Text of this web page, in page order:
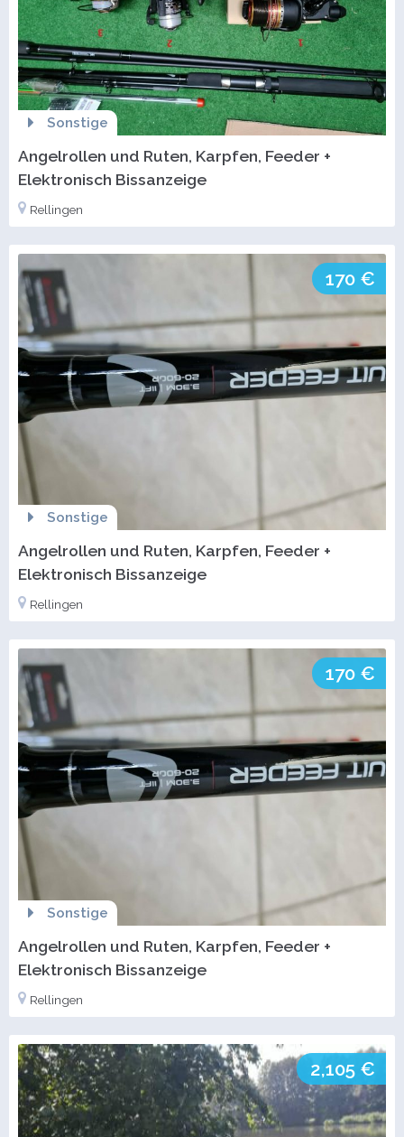
Sonstige
Angelrollen und Ruten, Karpfen, Feeder +
Elektronisch Bissanzeige
Rellingen
170 €
Sonstige
Angelrollen und Ruten, Karpfen, Feeder +
Elektronisch Bissanzeige
Rellingen
170 €
Sonstige
Angelrollen und Ruten, Karpfen, Feeder +
Elektronisch Bissanzeige
Rellingen
2,105 €